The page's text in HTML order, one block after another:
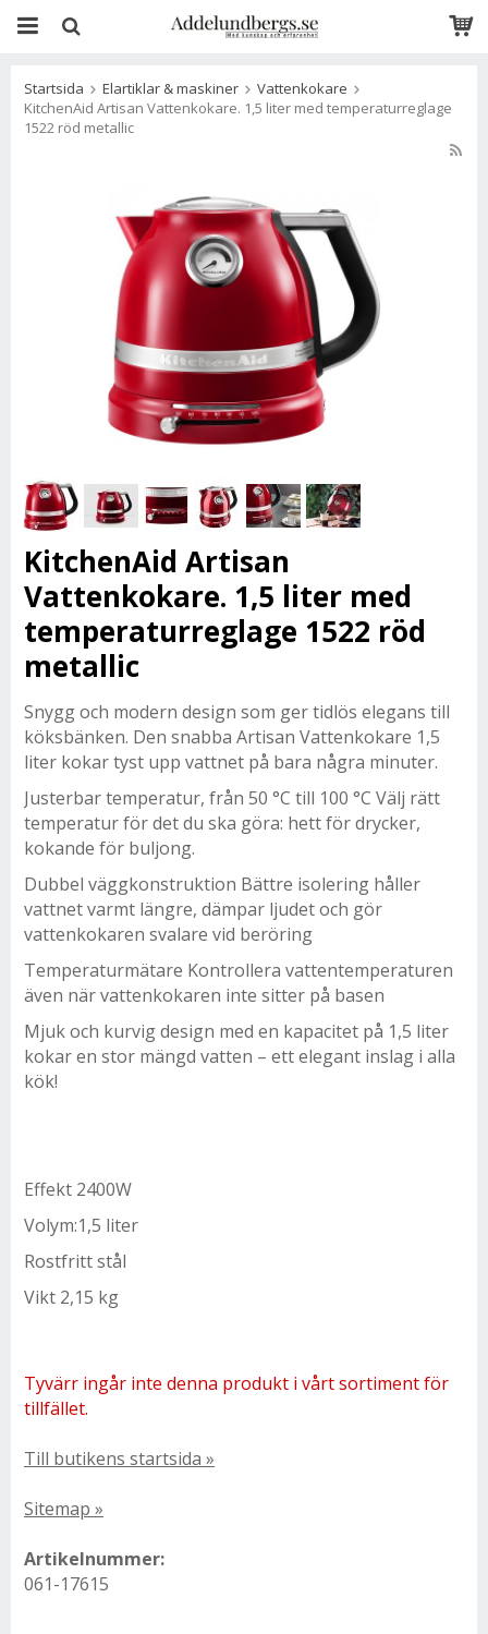
Startsida Elartiklar & maskiner
Vattenkokare
KitchenAid Artisan Vattenkokare. 1,5 liter med temperaturreglage
1522 röd metallic
KitchenAid Artisan
Vattenkokare. 1,5 liter med
temperaturreglage 1522 röd
metallic
Snygg och modern design som ger tidlös elegans till
köksbänken. Den snabba Artisan Vattenkokare 1,5
liter kokar tyst upp vattnet på bara några minuter.
Justerbar temperatur, från 50 °C till 100 °C Välj rätt
temperatur för det du ska göra: hett för drycker,
kokande för buljong.
Dubbel väggkonstruktion Bättre isolering håller
vattnet varmt längre, dämpar ljudet och gör
vattenkokaren svalare vid beröring
Temperaturmätare Kontrollera vattentemperaturen
även när vattenkokaren inte sitter på basen
Mjuk och kurvig design med en kapacitet på 1,5 liter
kokar en stor mängd vatten – ett elegant inslag i alla
kök!
Effekt 2400W
Volym:1,5 liter
Rostfritt stål
Vikt 2,15 kg
Tyvärr ingår inte denna produkt i vårt sortiment för
tillfället.
Till butikens startsida »
Sitemap »
Artikelnummer:
061-17615